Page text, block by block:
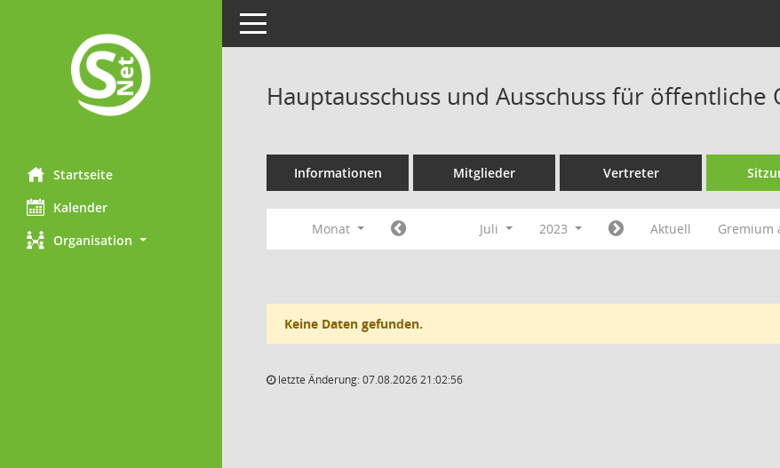
Startseite
Kalender
Organisation
Toggle navigation
Hauptausschuss und Ausschuss für
Informationen Mitglieder Vertreter
Monat Juli 2023 Aktuell Gremium
Keine Daten gefunden.
letzte Änderung: 07.08.2026 21:02:56